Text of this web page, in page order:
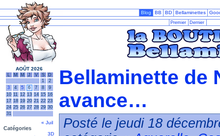
Blog BB BD Bellaminettes
Premier Dernier
AOÛT 2026
L M M J V S
D
1
2
3
4 5 6 7 8
9
10 11 12 13 14 15 16
17 18 19 20 21 22 23
24 25 26 27 28 29 30
31
« Juil
Catégories
3D
Bellaminette de
avance…
Posté le jeudi 18